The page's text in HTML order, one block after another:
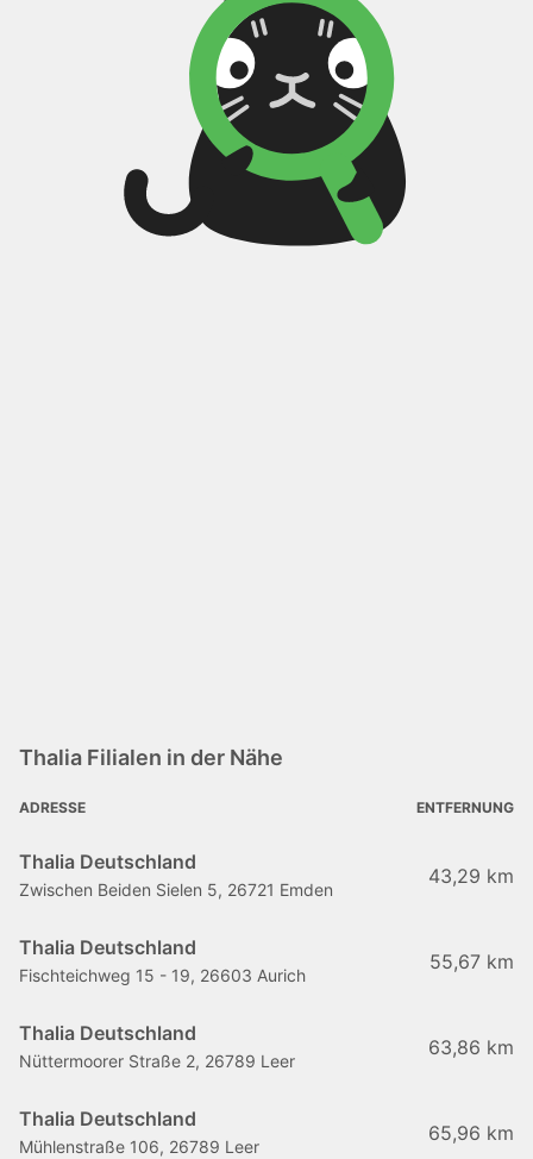
Thalia Filialen in der Nähe
ADRESSE ENTFERNUNG
Thalia Deutschland
Zwischen Beiden Sielen 5, 26721 Emden
43,29 km
Thalia Deutschland
Fischteichweg 15 - 19, 26603 Aurich
55,67 km
Thalia Deutschland
Nüttermoorer Straße 2, 26789 Leer
63,86 km
Thalia Deutschland
Mühlenstraße 106, 26789 Leer
65,96 km